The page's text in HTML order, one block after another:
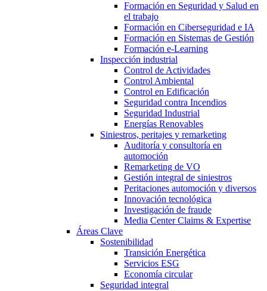
Formación en Seguridad y Salud en
el trabajo
Formación en Ciberseguridad e IA
Formación en Sistemas de Gestión
Formación e-Learning
Inspección industrial
Control de Actividades
Control Ambiental
Control en Edificación
Seguridad contra Incendios
Seguridad Industrial
Energías Renovables
Siniestros, peritajes y remarketing
Auditoría y consultoría en
automoción
Remarketing de VO
Gestión integral de siniestros
Peritaciones automoción y diversos
Innovación tecnológica
Investigación de fraude
Media Center Claims & Expertise
Áreas Clave
Sostenibilidad
Transición Energética
Servicios ESG
Economía circular
Seguridad integral